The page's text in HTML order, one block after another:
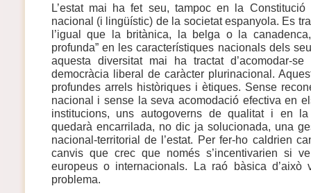
L’estat mai ha fet seu, tampoc en la
nacional (i lingüístic) de la societat espanyola. Es
l’igual que la britànica, la belga o la
profunda” en les característiques nacionals dels
aquesta diversitat mai ha tractat d’acomodar-
democràcia liberal de caràcter plurinacional.
profundes arrels històriques i ètiques. Sense
nacional i sense la seva acomodació efectiva en
institucions, uns autogoverns de qualitat i en
quedarà encarrilada, no dic ja solucionada, una
nacional-territorial de l’estat. Per fer-ho caldrien
canvis que crec que només s’incentivarien si
europeus o internacionals. La raó bàsica
problema.